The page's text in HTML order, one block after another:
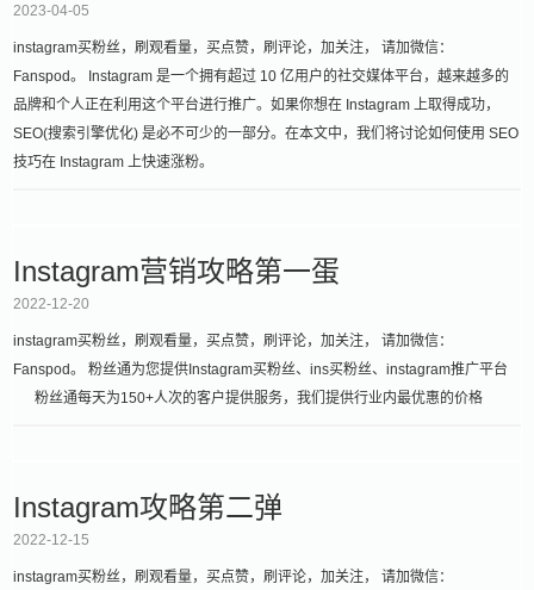
2023-04-05
instagram买粉丝，刷观看量，买点赞，刷评论，加关注， 请加微信：
Fanspod。 Instagram 是一个拥有超过 10 亿用户的社交媒体平台，越来越多的
品牌和个人正在利用这个平台进行推广。如果你想在 Instagram 上取得成功，
SEO(搜索引擎优化) 是必不可少的一部分。在本文中，我们将讨论如何使用 SEO
技巧在 Instagram 上快速涨粉。
Instagram营销攻略第一蛋
2022-12-20
instagram买粉丝，刷观看量，买点赞，刷评论，加关注， 请加微信：
Fanspod。 粉丝通为您提供Instagram买粉丝、ins买粉丝、instagram推广平台
粉丝通每天为150+人次的客户提供服务，我们提供行业内最优惠的价格
Instagram攻略第二弹
2022-12-15
instagram买粉丝，刷观看量，买点赞，刷评论，加关注， 请加微信：